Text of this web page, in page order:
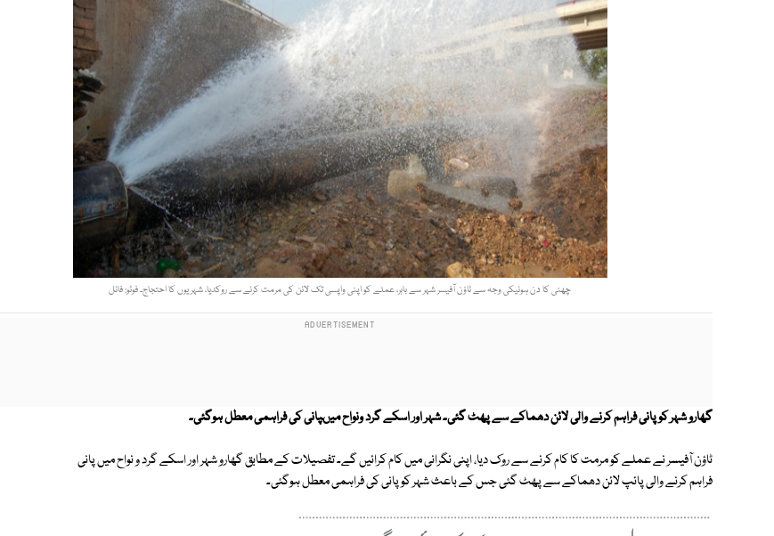
چھٹی کا دن ہونیکی وجہ سے ٹاؤن آفیسر شہر سے باہر، عملے کو اپنی واپسی تک لائن کی مرمت کرنے سے روکدیا، شہریوں کا احتجاج۔ فوٹو: فائل
گھارو شہر کو پانی فراہم کرنے والی لائن دھماکے سے پھٹ گئی۔ شہر اور اسکے گرد ونواح میںپانی کی فراہمی معطل ہوگئی۔
ٹاؤن آفیسر نے عملے کو مرمت کا کام کرنے سے روک دیا، اپنی نگرانی میں کام کرائیں گے۔ تفصیلات کے مطابق گھارو شہر اور اسکے گرد و نواح میں پانی
فراہم کرنے والی پائپ لائن دھماکے سے پھٹ گئی جس کے باعث شہر کو پانی کی فراہمی معطل ہوگئی۔